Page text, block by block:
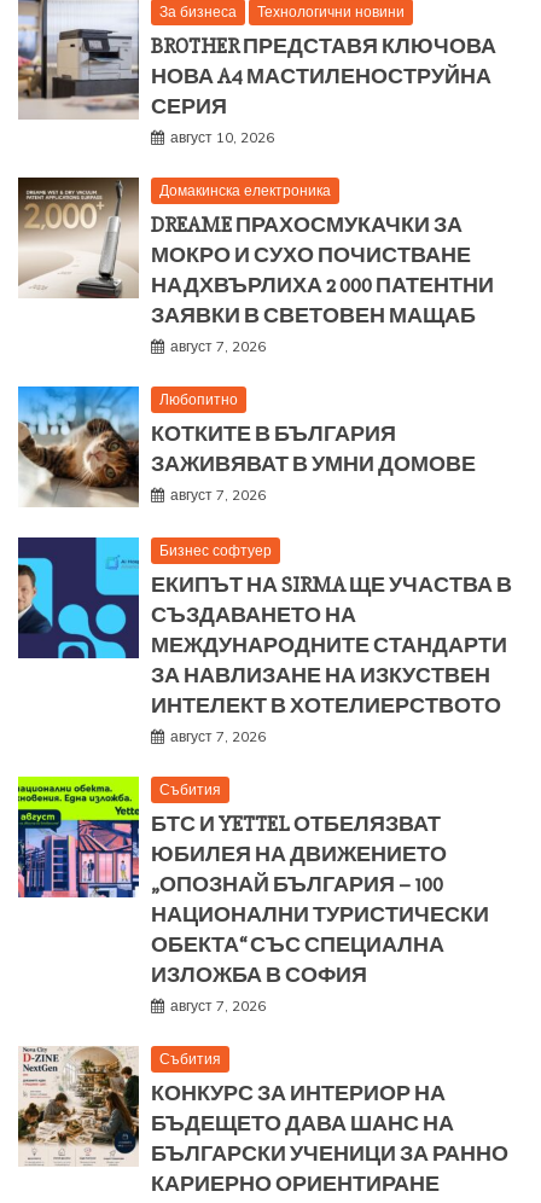
За бизнеса Технологични новини
BROTHER ПРЕДСТАВЯ КЛЮЧОВА
НОВА A4 МАСТИЛЕНОСТРУЙНА
СЕРИЯ
август 10, 2026
Домакинска електроника
DREAME ПРАХОСМУКАЧКИ ЗА
МОКРО И СУХО ПОЧИСТВАНЕ
НАДХВЪРЛИХА 2 000 ПАТЕНТНИ
ЗАЯВКИ В СВЕТОВЕН МАЩАБ
август 7, 2026
Любопитно
КОТКИТЕ В БЪЛГАРИЯ
ЗАЖИВЯВАТ В УМНИ ДОМОВЕ
август 7, 2026
Бизнес софтуер
ЕКИПЪТ НА SIRMA ЩЕ УЧАСТВА В
СЪЗДАВАНЕТО НА
МЕЖДУНАРОДНИТЕ СТАНДАРТИ
ЗА НАВЛИЗАНЕ НА ИЗКУСТВЕН
ИНТЕЛЕКТ В ХОТЕЛИЕРСТВОТО
август 7, 2026
Събития
БТС И YETTEL ОТБЕЛЯЗВАТ
ЮБИЛЕЯ НА ДВИЖЕНИЕТО
„ОПОЗНАЙ БЪЛГАРИЯ – 100
НАЦИОНАЛНИ ТУРИСТИЧЕСКИ
ОБЕКТА“ СЪС СПЕЦИАЛНА
ИЗЛОЖБА В СОФИЯ
август 7, 2026
Събития
КОНКУРС ЗА ИНТЕРИОР НА
БЪДЕЩЕТО ДАВА ШАНС НА
БЪЛГАРСКИ УЧЕНИЦИ ЗА РАННО
КАРИЕРНО ОРИЕНТИРАНЕ